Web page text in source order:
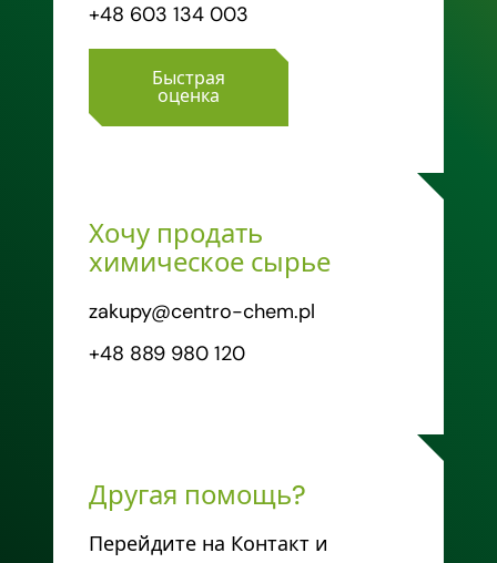
+48 603 134 003
Быстрая
оценка
Хочу продать
химическое сырье
zakupy@centro-chem.pl
+48 889 980 120
Другая помощь?
Перейдите на Контакт и